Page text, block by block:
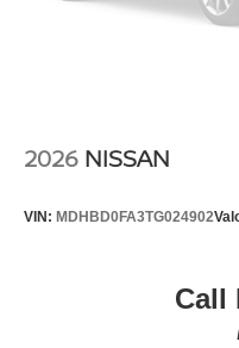
2026 NISSAN
VIN: MDHBD0FA3TG024902
Call